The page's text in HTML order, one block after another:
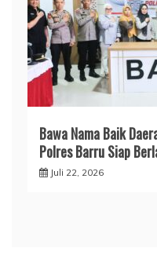
​Bawa Nama Baik
Polres Barru Siap
Juli 22, 2026